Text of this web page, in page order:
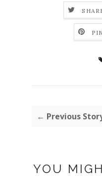
← Previous
YOU